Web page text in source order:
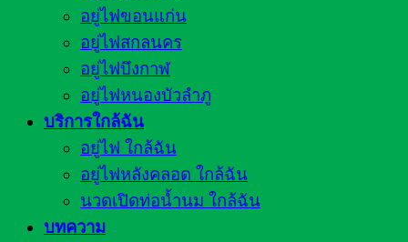
อยู่ไฟขอนแก่น
อยู่ไฟสกลนคร
อยู่ไฟบึงกาฬ
อยู่ไฟหนองบัวลำภู
บริการใกล้ฉัน
อยู่ไฟ ใกล้ฉัน
อยู่ไฟหลังคลอด ใกล้ฉัน
นวดเปิดท่อน้ำนม ใกล้ฉัน
บทความ